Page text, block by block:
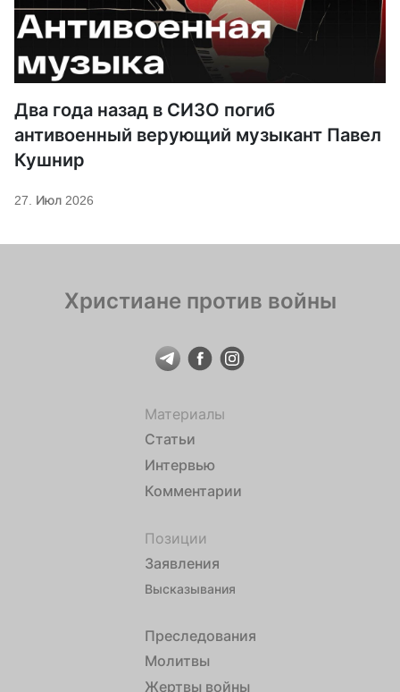
Два года назад в СИЗО погиб
антивоенный верующий музыкант Павел
Кушнир
27. Июл 2026
Христиане против войны
Материалы
Статьи
Интервью
Комментарии
Позиции
Заявления
Высказывания
Преследования
Молитвы
Жертвы войны